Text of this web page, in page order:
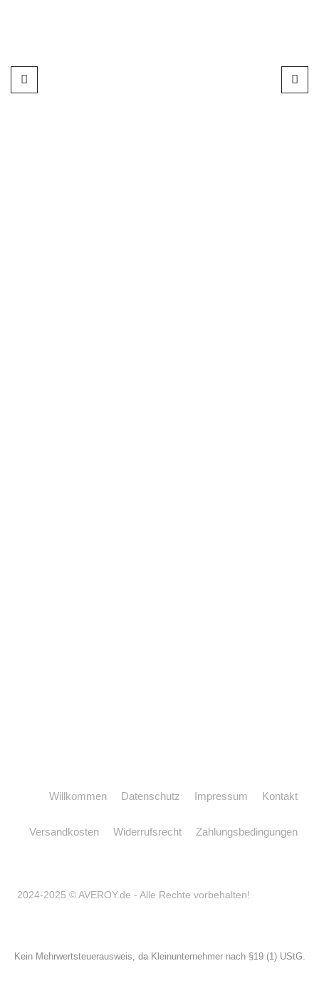
Willkommen Datenschutz Impressum Kontakt
Versandkosten Widerrufsrecht Zahlungsbedingungen
2024-2025 © AVEROY.de - Alle Rechte vorbehalten!
Kein Mehrwertsteuerausweis, da Kleinunternehmer nach §19 (1) UStG.